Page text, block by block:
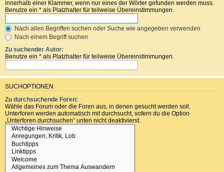
innerhalb einer Klammer, wenn nur eines der Wörter gefunden werden muss.
Benutze ein * als Platzhalter für teilweise Übereinstimmungen.
Nach allen Begriffen suchen oder Suche wie angegeben verwenden
Nach einem Begriff suchen
Zu suchender Autor:
Benutze ein * als Platzhalter für teilweise Übereinstimmungen.
SUCHOPTIONEN
Zu durchsuchende Foren:
Wähle das Forum oder die Foren aus, in denen gesucht werden soll.
Unterforen werden automatisch mit durchsucht, sofern du die Option
„Unterforen durchsuchen“ unten nicht deaktivierst.